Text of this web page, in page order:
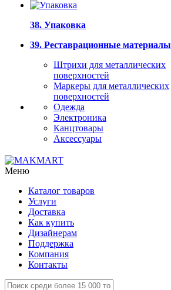
38. Упаковка
39. Реставрационные материалы
Штрихи для металлических
поверхностей
Маркеры для металлических
поверхностей
Одежда
Электроника
Канцтовары
Аксессуары
Меню
Каталог товаров
Услуги
Доставка
Как купить
Дизайнерам
Поддержка
Компания
Контакты